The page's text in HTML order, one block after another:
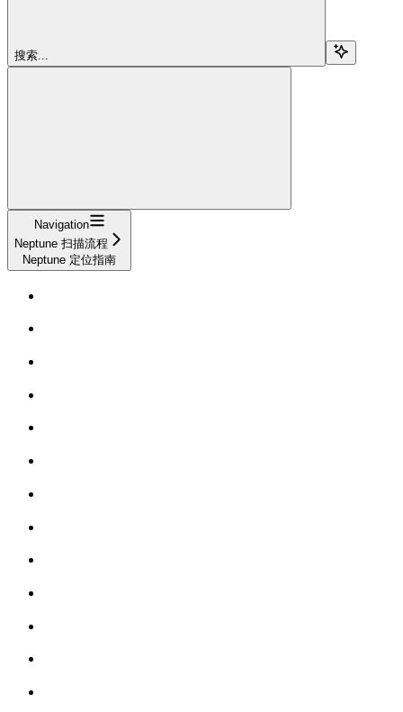
搜索...
Navigation
Neptune 扫描流程
Neptune 定位指南